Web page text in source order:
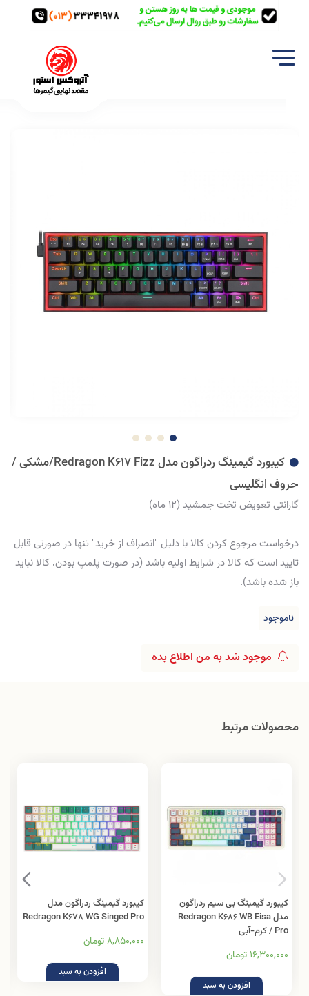
کیبورد گیمینگ ردراگون مدل Redragon K617 Fizz/مشکی /
حروف انگلیسی
گارانتی تعویض تخت جمشید (12 ماه)
درخواست مرجوع کردن کالا با دلیل "انصراف از خرید" تنها در صورتی قابل
تایید است که کالا در شرایط اولیه باشد (در صورت پلمپ بودن، کالا نباید
باز شده باشد).
ناموجود
موجود شد به من اطلاع بده
محصولات مرتبط
کیبورد گیمینگ بی سیم ردراگون
مدل Redragon K686 WB Eisa
Pro / کرم-آبی
16,300,000 تومان
افزودن به سبد
کیبورد گیمینگ ردراگون مدل
Redragon K678 WG Singed Pro
8,850,000 تومان
افزودن به سبد